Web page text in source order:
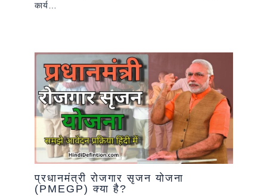
कार्य…
प्रधानमंत्री रोजगार सृजन योजना
(PMEGP) क्या है?